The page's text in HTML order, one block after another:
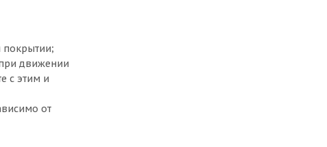
движении
с этим и
от